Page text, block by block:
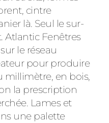
cintre
là. Seul le sur-
Atlantic Fenêtres
le réseau
pour produire
millimètre, en bois,
la prescription
Lames et
une palette